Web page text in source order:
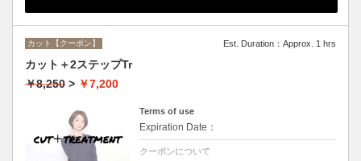
カット【クーポン】 Est. Duration：Approx. 1 hrs
カット＋2ステップTr
￥8,250 > ￥7,200
Terms of use
Expiration Date：
クーポンについて